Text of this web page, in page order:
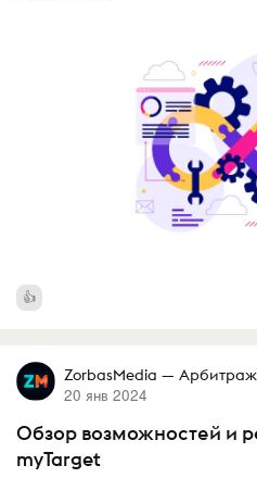
ZorbasMedia —
20 янв 2024
Обзор возможностей и
myTarget